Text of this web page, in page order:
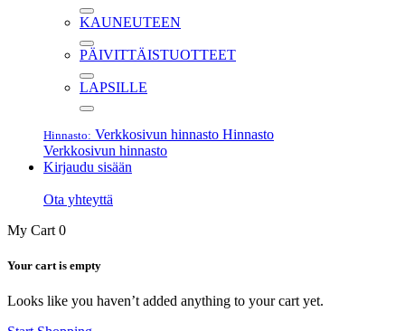
KAUNEUTEEN
PÄIVITTÄISTUOTTEET
LAPSILLE
Hinnasto: Verkkosivun hinnasto Hinnasto
Verkkosivun hinnasto
Kirjaudu sisään
Ota yhteyttä
My Cart 0
Your cart is empty
Looks like you haven’t added anything to your cart yet.